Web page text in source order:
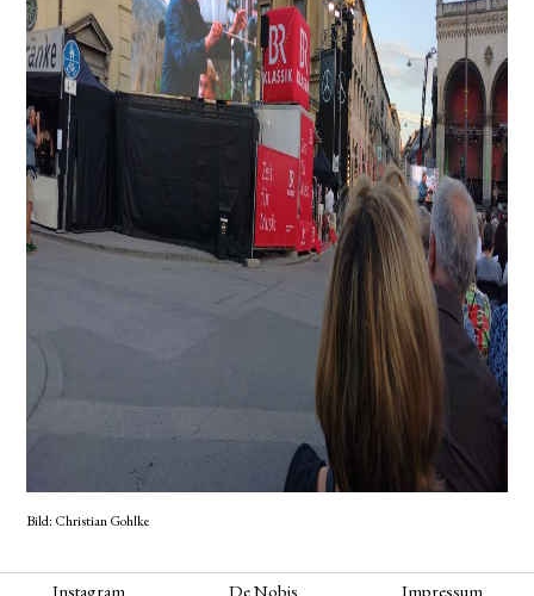
Bild: Christian Gohlke
Instagram De Nobis Impressum